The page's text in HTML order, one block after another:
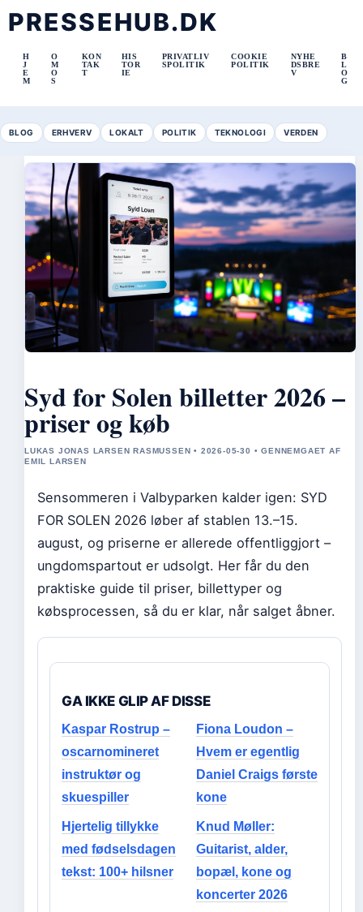
PRESSEHUB.DK
H
J
E
M
O
M
O
S
KON
TAK
T
HIS
TOR
IE
PRIVATLIV
SPOLITIK
COOKIE
POLITIK
NYHE
DSBRE
V
B
L
O
G
BLOG ERHVERV LOKALT POLITIK TEKNOLOGI VERDEN
Syd for Solen billetter 2026 –
priser og køb
LUKAS JONAS LARSEN RASMUSSEN • 2026-05-30 • GENNEMGAET AF
EMIL LARSEN
Sensommeren i Valbyparken kalder igen: SYD
FOR SOLEN 2026 løber af stablen 13.–15.
august, og priserne er allerede offentliggjort –
ungdomspartout er udsolgt. Her får du den
praktiske guide til priser, billettyper og
købsprocessen, så du er klar, når salget åbner.
GA IKKE GLIP AF DISSE
Kaspar Rostrup –
oscarnomineret
instruktør og
skuespiller
Fiona Loudon –
Hvem er egentlig
Daniel Craigs første
kone
Hjertelig tillykke
med fødselsdagen
tekst: 100+ hilsner
Knud Møller:
Guitarist, alder,
bopæl, kone og
koncerter 2026